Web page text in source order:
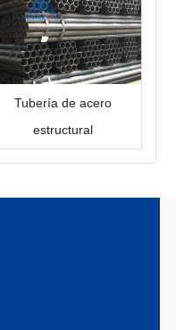
Tubería de acero
estructural